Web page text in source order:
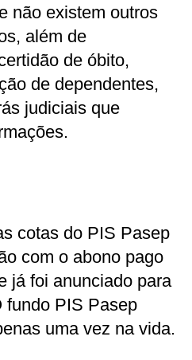
não existem outros
além de
de óbito,
de dependentes,
judiciais que
cotas do PIS Pasep
com o abono pago
já foi anunciado para
fundo PIS Pasep
uma vez na vida.